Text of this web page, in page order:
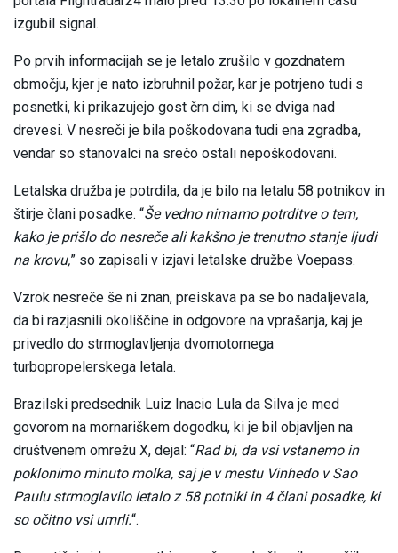
izgubil signal.
Po prvih informacijah se je letalo zrušilo v gozdnatem
območju, kjer je nato izbruhnil požar, kar je potrjeno tudi s
posnetki, ki prikazujejo gost črn dim, ki se dviga nad
drevesi. V nesreči je bila poškodovana tudi ena zgradba,
vendar so stanovalci na srečo ostali nepoškodovani.
Letalska družba je potrdila, da je bilo na letalu 58 potnikov in
štirje člani posadke. “Še vedno nimamo potrditve o tem,
kako je prišlo do nesreče ali kakšno je trenutno stanje ljudi
na krovu,” so zapisali v izjavi letalske družbe Voepass.
Vzrok nesreče še ni znan, preiskava pa se bo nadaljevala,
da bi razjasnili okoliščine in odgovore na vprašanja, kaj je
privedlo do strmoglavljenja dvomotornega
turbopropelerskega letala.
Brazilski predsednik Luiz Inacio Lula da Silva je med
govorom na mornariškem dogodku, ki je bil objavljen na
društvenem omrežu X, dejal: “Rad bi, da vsi vstanemo in
poklonimo minuto molka, saj je v mestu Vinhedo v Sao
Paulu strmoglavilo letalo z 58 potniki in 4 člani posadke, ki
so očitno vsi umrli.“.